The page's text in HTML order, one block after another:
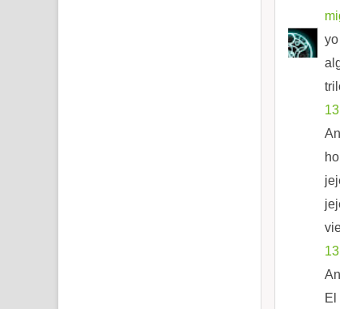
El